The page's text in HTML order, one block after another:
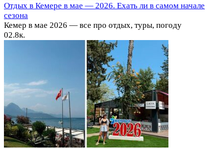
Отдых в Кемере в мае — 2026. Ехать ли в самом начале
сезона
Кемер в мае 2026 — все про отдых, туры, погоду
02.8к.